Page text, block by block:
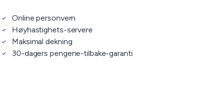
Online personvern
Høyhastighets-servere
Maksimal dekning
30-dagers pengene-tilbake-garanti